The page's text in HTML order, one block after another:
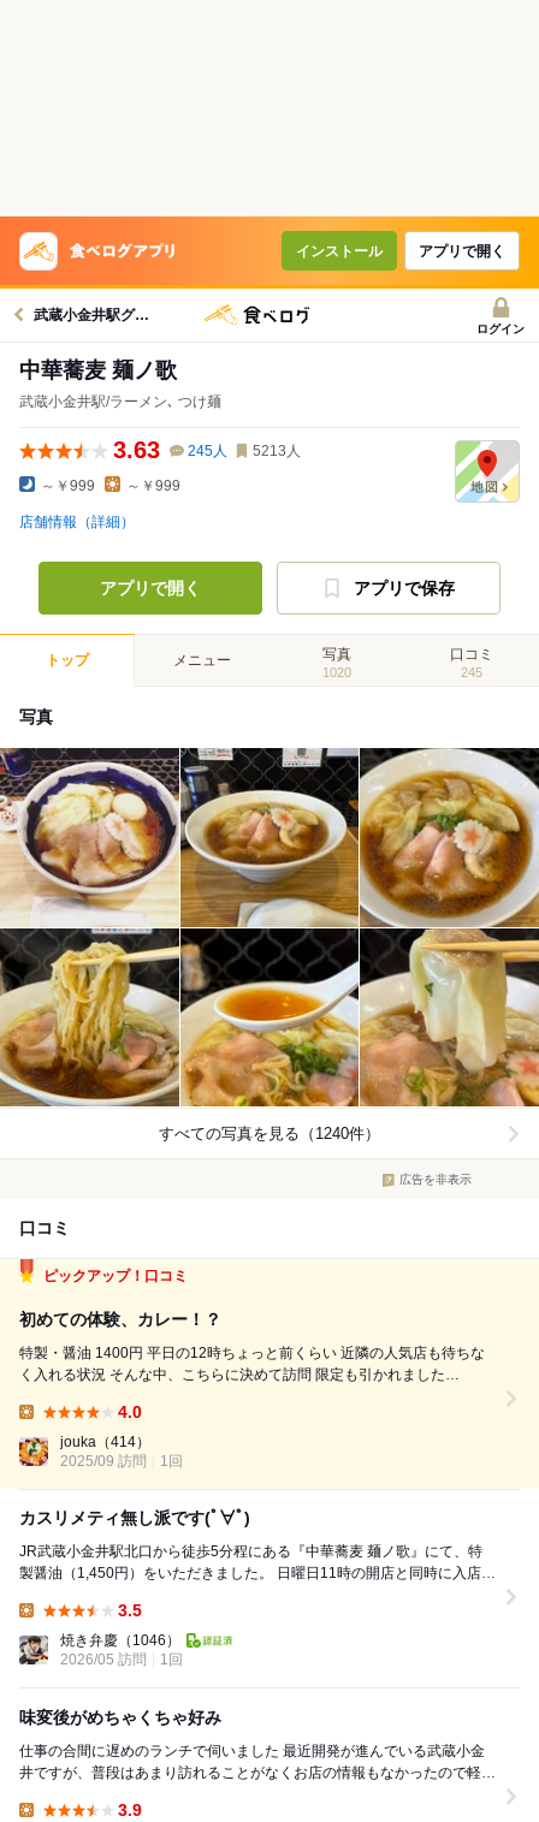
インストール アプリで開く
武蔵小金井駅グルメへ
ログイン
中華蕎麦 麺ノ歌
武蔵小金井駅/ラーメン､ つけ麺
3.63 245人 5213 人
～￥999 ～￥999
店舗情報（詳細）
アプリで開く アプリで保存
トップ メニュー 写真
1020
口コミ
245
写真
すべての写真を見る（1240件）
広告を非表示
口コミ
ピックアップ！口コミ
初めての体験、カレー！？
特製・醤油 1400円 平日の12時ちょっと前くらい 近隣の人気店も待ちな
く入れる状況 そんな中、こちらに決めて訪問 限定も引かれました
4.0
jouka （414）
2025/09 訪問
1回
カスリメティ無し派です(ﾟ∀ﾟ)
JR武蔵小金井駅北口から徒歩5分程にある『中華蕎麦 麺ノ歌』にて、特
製醤油（1,450円）をいただきました。 日曜日11時の開店と同時に入店。
3.5
焼き弁慶 （1046）
2026/05 訪問
1回
味変後がめちゃくちゃ好み
仕事の合間に遅めのランチで伺いました 最近開発が進んでいる武蔵小金
井ですが、普段はあまり訪れることがなくお店の情報もなかったので軽く
3.9